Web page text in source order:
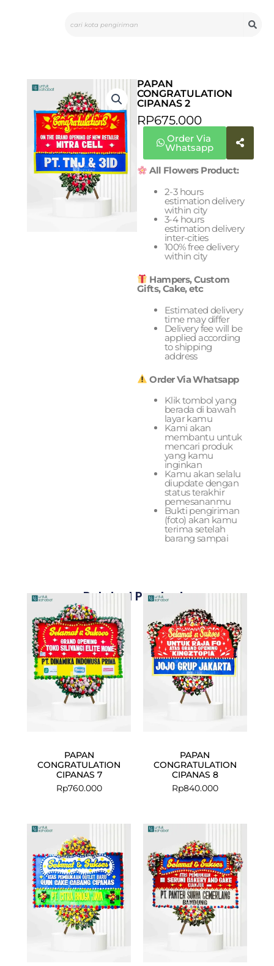
PAPAN
CONGRATULATION
CIPANAS 2
RP675.000
Order Via
Whatsapp
All Flowers Product:
2-3 hours
estimation delivery
within city
3-4 hours
estimation delivery
inter-cities
100% free delivery
within city
Hampers, Custom
Gifts, Cake, etc
Estimated delivery
time may differ
Delivery fee will be
applied according
to shipping
address
Order Via Whatsapp
Klik tombol yang
berada di bawah
layar kamu
Kami akan
membantu untuk
mencari produk
yang kamu
inginkan
Kamu akan selalu
diupdate dengan
status terakhir
pemesananmu
Bukti pengiriman
(foto) akan kamu
terima setelah
barang sampai
Related Products
PAPAN
CONGRATULATION
CIPANAS 7
Rp760.000
PAPAN
CONGRATULATION
CIPANAS 8
Rp840.000